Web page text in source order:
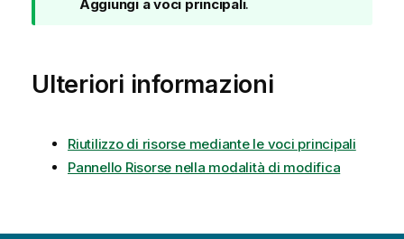
d
g
r
i
Aggiungi a voci principali.
Ulteriori informazioni
Riutilizzo di risorse mediante le voci principali
Pannello Risorse nella modalità di modifica